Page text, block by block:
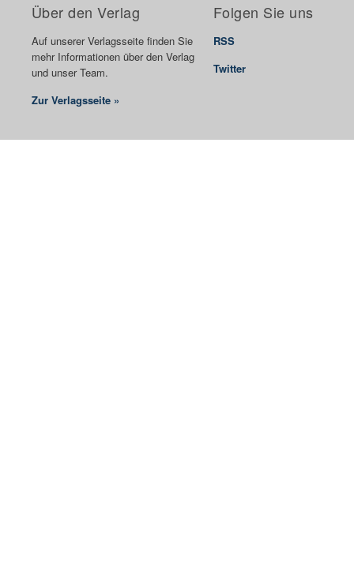
Über den Verlag
Auf unserer Verlagsseite finden Sie
mehr Informationen über den Verlag
und unser Team.
Zur Verlagsseite »
Folgen Sie uns
RSS
Twitter